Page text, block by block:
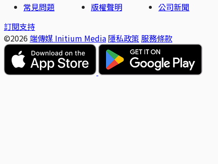
常見問題
版權聲明
公司新聞
訂閱支持
©2026 端傳媒 Initium Media 隱私政策 服務條款